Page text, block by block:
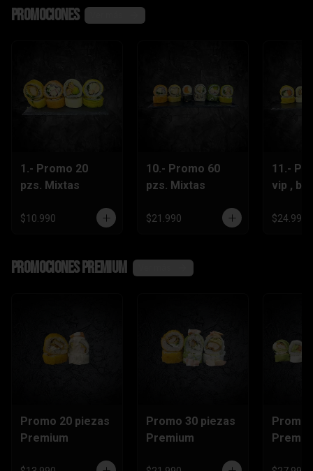
Promociones
1.- Promo 20
pzs. Mixtas
$10.990
10.- Promo 60
pzs. Mixtas
$21.990
11.-
vip ,
$24.990
Promociones Premium
Promo 20 piezas
Premium
Promo 30 piezas
Premium
Promo